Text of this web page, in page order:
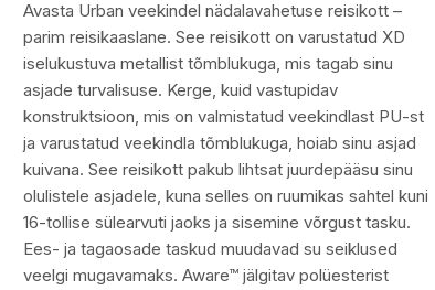
Avasta Urban veekindel nädalavahetuse reisikott –
parim reisikaaslane. See reisikott on varustatud XD
iselukustuva metallist tõmblukuga, mis tagab sinu
asjade turvalisuse. Kerge, kuid vastupidav
konstruktsioon, mis on valmistatud veekindlast PU-st
ja varustatud veekindla tõmblukuga, hoiab sinu asjad
kuivana. See reisikott pakub lihtsat juurdepääsu sinu
olulistele asjadele, kuna selles on ruumikas sahtel kuni
16-tollise sülearvuti jaoks ja sisemine võrgust tasku.
Ees- ja tagaosade taskud muudavad su seiklused
veelgi mugavamaks. Aware™ jälgitav polüesterist